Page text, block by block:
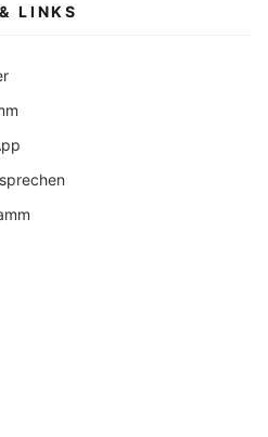
LINKS